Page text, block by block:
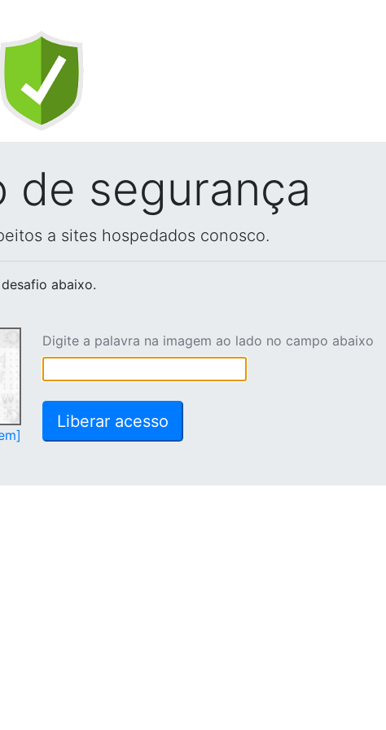
de segurança
a sites hospedados conosco.
abaixo.
Digite a palavra na imagem ao lado no campo abaixo